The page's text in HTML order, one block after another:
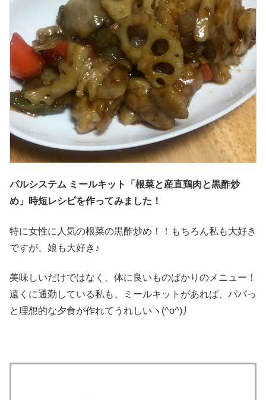
パルシステム ミールキット「根菜と産直鶏肉と黒酢炒
め」時短レシピを作ってみました！
特に女性に人気の根菜の黒酢炒め！！もちろん私も大好き
ですが、娘も大好き♪
美味しいだけではなく、体に良いものばかりのメニュー！
遠くに通勤している私も、ミールキットがあれば、パパっ
と理想的な夕食が作れてうれしいヽ(^o^)丿